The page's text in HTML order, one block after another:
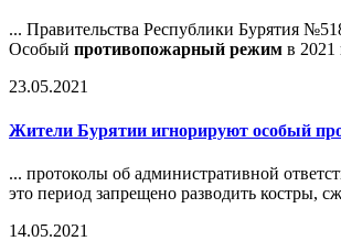
... Правительства Республики Бурятия
Особый противопожарный режим в 2021
23.05.2021
Жители Бурятии игнорируют особый
... протоколы об административной
это период запрещено разводить костры,
14.05.2021